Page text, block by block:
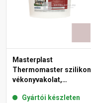
Masterplast
Thermomaster szilikon
vékonyvakolat,
20-E 25 kg
Gyártói készleten